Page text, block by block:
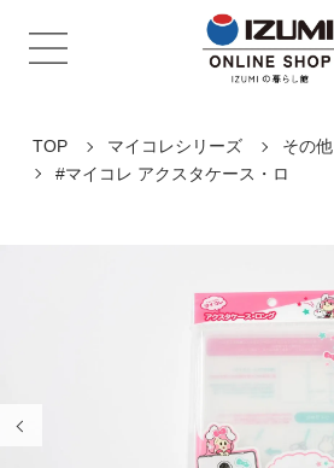
TOP マイコレシリーズ
その他
#マイコレ アクスタケース・ロ